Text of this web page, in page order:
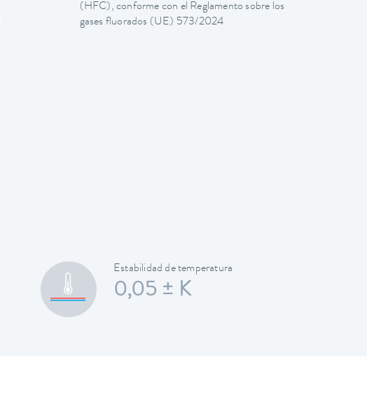
(HFC), conforme con el Reglamento sobre los
gases fluorados (UE) 573/2024
Estabilidad de temperatura
0,05 ± K